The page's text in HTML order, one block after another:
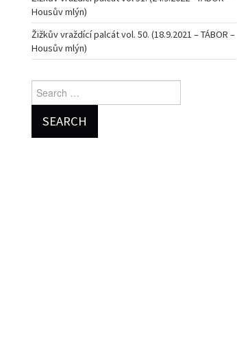
Housův mlýn)
Žižkův vraždící palcát vol. 50. (18.9.2021 – TÁBOR –
Housův mlýn)
Search
for: